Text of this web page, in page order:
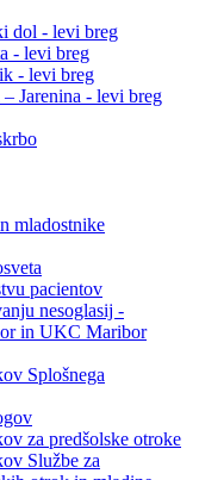
dol - levi breg
- levi breg
- levi breg
Jarenina - levi breg
mladostnike
pacientov
nesoglasij -
in UKC Maribor
Splošnega
za predšolske otroke
Službe za